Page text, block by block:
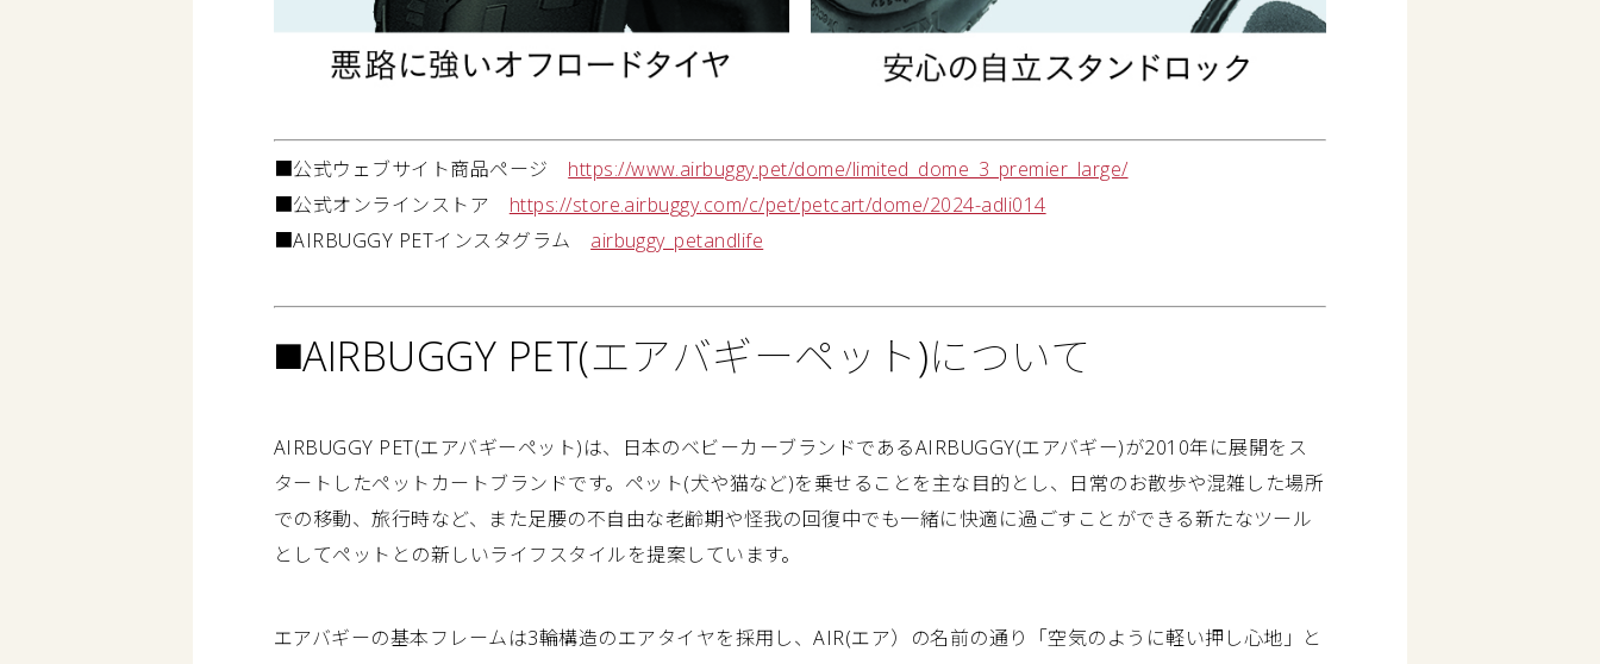
■公式ウェブサイト商品ページ https://www.airbuggy.pet/dome/limited_dome_3_premier_large/
■公式オンラインストア https://store.airbuggy.com/c/pet/petcart/dome/2024-adli014
■AIRBUGGY PETインスタグラム airbuggy_petandlife
◼️AIRBUGGY PET(エアバギーペット)について
AIRBUGGY PET(エアバギーペット)は、日本のベビーカーブランドであるAIRBUGGY(エアバギー)が2010年に展開をス
タートしたペットカートブランドです。ペット(犬や猫など)を乗せることを主な目的とし、日常のお散歩や混雑した場所
での移動、旅行時など、また足腰の不自由な老齢期や怪我の回復中でも一緒に快適に過ごすことができる新たなツール
としてペットとの新しいライフスタイルを提案しています。
エアバギーの基本フレームは3輪構造のエアタイヤを採用し、AIR(エア）の名前の通り「空気のように軽い押し心地」と